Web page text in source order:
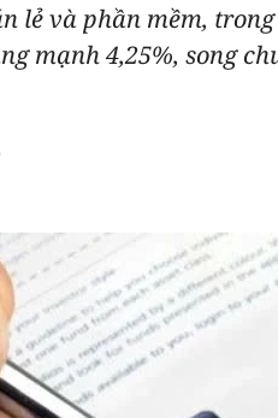
lẻ và phần mềm,
mạnh 4,25%, song